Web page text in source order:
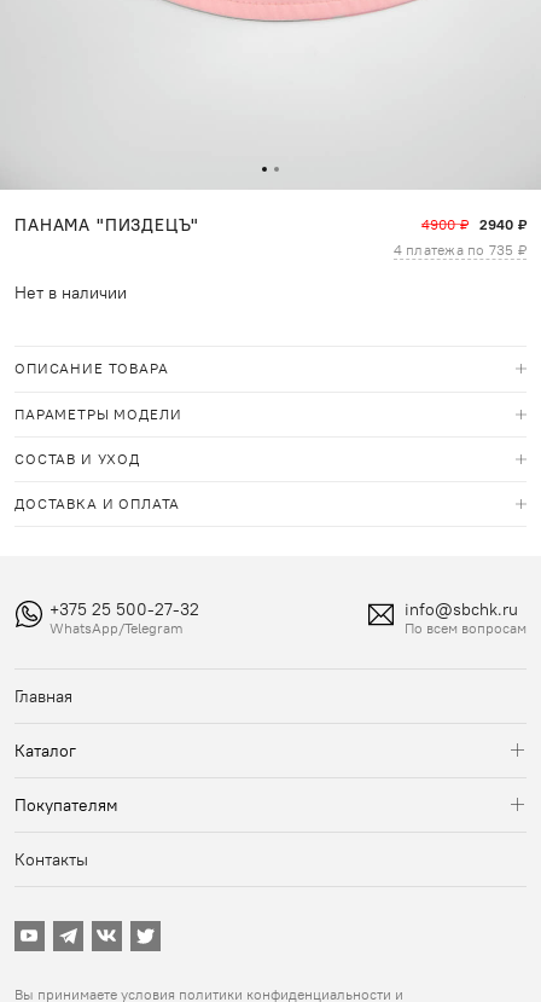
ПАНАМА "ПИЗДЕЦЪ" 4900 ₽ 2940 ₽
4 платежа по 735 ₽
Нет в наличии
ОПИСАНИЕ ТОВАРА
ПАРАМЕТРЫ МОДЕЛИ
СОСТАВ И УХОД
ДОСТАВКА И ОПЛАТА
+375 25 500-27-32
WhatsApp/Telegram
info@sbchk.ru
По всем вопросам
Главная
Каталог
Аксессуары
Покупателям
Возврат и обмен
Контакты
Вы принимаете условия политики конфиденциальности и